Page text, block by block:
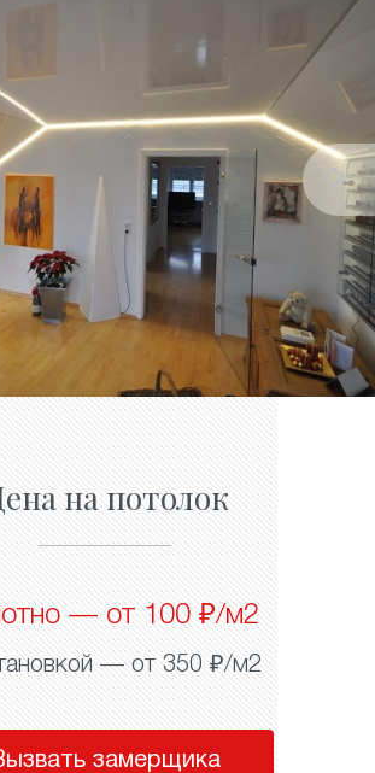
на потолок
— от 100 ₽/м2
— от 350 ₽/м2
замерщика